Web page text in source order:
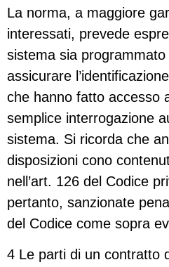
La norma, a maggiore
interessati, prevede
sistema sia
assicurare
che hanno fatto accesso
semplice interrogazione
sistema. Si ricorda che
disposizioni cono
nell’art. 126 del Codice
pertanto, sanzionate
del Codice come sopra
4 Le parti di un contratto